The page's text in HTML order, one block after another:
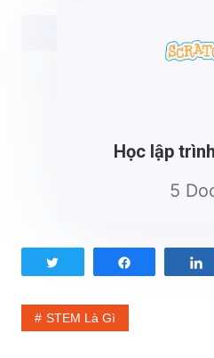
Học lập
5
STEM Là Gì